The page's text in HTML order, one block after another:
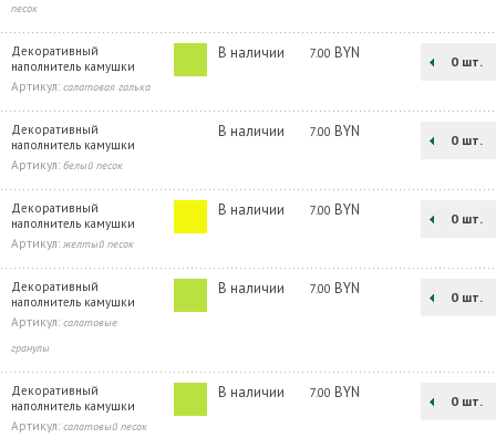
песок
Декоративный
наполнитель камушки
Артикул: салатовая галька
В наличии 7.00 BYN
шт.
Декоративный
наполнитель камушки
Артикул: белый песок
В наличии 7.00 BYN
шт.
Декоративный
наполнитель камушки
Артикул: желтый песок
В наличии 7.00 BYN
шт.
Декоративный
наполнитель камушки
Артикул: салатовые
гранулы
В наличии 7.00 BYN
шт.
Декоративный
наполнитель камушки
Артикул: салатовый песок
В наличии 7.00 BYN
шт.